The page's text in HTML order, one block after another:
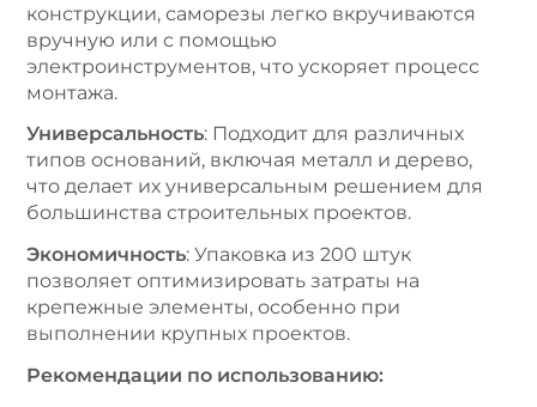
конструкции, саморезы легко вкручиваются
вручную или с помощью
электроинструментов, что ускоряет процесс
монтажа.
Универсальность: Подходит для различных
типов оснований, включая металл и дерево,
что делает их универсальным решением для
большинства строительных проектов.
Экономичность: Упаковка из 200 штук
позволяет оптимизировать затраты на
крепежные элементы, особенно при
выполнении крупных проектов.
Рекомендации по использованию: